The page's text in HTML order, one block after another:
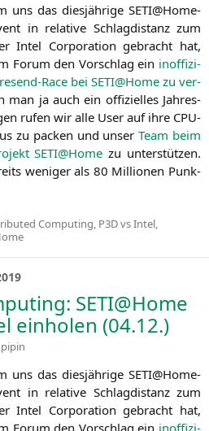
uns das dies­jäh­ri­ge SETI@Home-
in rela­ti­ve Schlag­di­stanz zum
Intel Cor­po­ra­ti­on gebracht hat,
Forum den Vor­schlag ein inof­fi­zi­
Race bei SETI@Home zu ver­
man ja auch ein offi­zi­el­les Jah­res­
rufen wir alle User auf ihre CPU-
zu packen und unserTeam beim
SETI@Home zu unter­stüt­zen.
weni­ger als 80 Mil­lio­nen Punk­
Computing P3D vs Intel
SETI@Home
einholen (04.12.)
Verfasst
von
pipin
uns das dies­jäh­ri­ge SETI@Home-
in rela­ti­ve Schlag­di­stanz zum
Intel Cor­po­ra­ti­on gebracht hat,
Forum den Vor­schlag ein inof­fi­zi­